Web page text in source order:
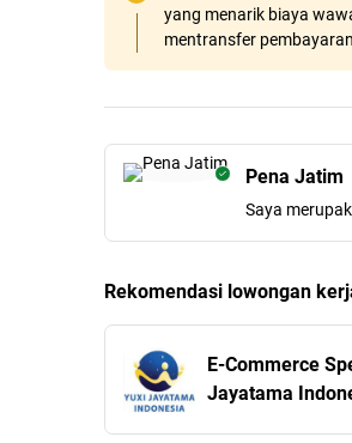
yang menarik biaya
mentransfer
Pena Jatim
Saya
Rekomendasi lowongan
E-Commerce
Jayatama